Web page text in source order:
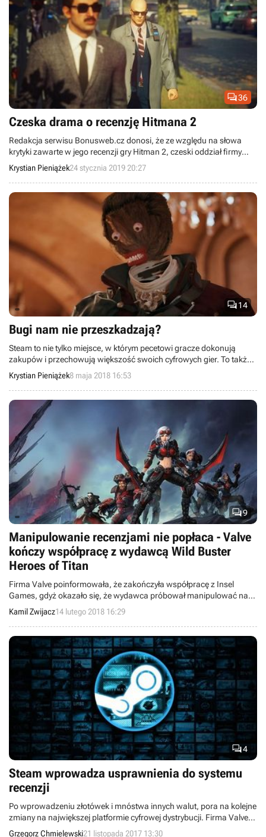
36
Czeska drama o recenzję Hitmana 2
Redakcja serwisu Bonusweb.cz donosi, że ze względu na słowa
krytyki zawarte w jego recenzji gry Hitman 2, czeski oddział firmy
Cenega zerwał z nią współpracę. Firma naciskała podobno, by
wprowadzić pewne zmiany w tekście, na co redaktorzy nie wyrazili
zgody.
Krystian Pieniążek24 stycznia 2019 20:27
14
Bugi nam nie przeszkadzają?
Steam to nie tylko miejsce, w którym pecetowi gracze dokonują
zakupów i przechowują większość swoich cyfrowych gier. To także
dobre źródło informacji na temat tego, co sądzą o współczesnych
produkcjach. Zdaniem naukowców opinie wystawiane
poszczególnym tytułom świadczą o tym, że twórcy nie muszą
przejmować się aż tak bardzo bugami, jak mogłoby się wydawać.
Krystian Pieniążek8 maja 2018 16:53
9
Manipulowanie recenzjami nie popłaca - Valve
kończy współpracę z wydawcą Wild Buster
Heroes of Titan
Firma Valve poinformowała, że zakończyła współpracę z Insel
Games, gdyż okazało się, że wydawca próbował manipulować na
Steamie recenzjami gry Wild Buster: Heroes of Titan.
Kamil Zwijacz14 lutego 2018 16:29
4
Steam wprowadza usprawnienia do systemu
recenzji
Po wprowadzeniu złotówek i mnóstwa innych walut, pora na kolejne
zmiany na największej platformie cyfrowej dystrybucji. Firma Valve
zdecydowała się na kolejny krok w procesie modyfikacji momentami
Grzegorz Chmielewski21 listopada 2017 13:30